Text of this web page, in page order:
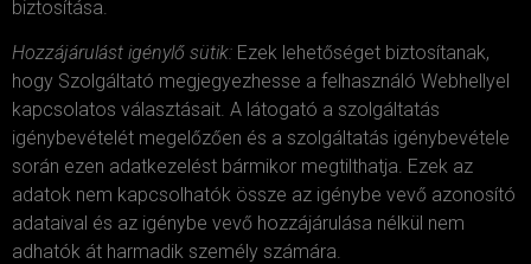
biztosítása.
Hozzájárulást igénylő sütik: Ezek lehetőséget biztosítanak,
hogy Szolgáltató megjegyezhesse a felhasználó Webhellyel
kapcsolatos választásait. A látogató a szolgáltatás
igénybevételét megelőzően és a szolgáltatás igénybevétele
során ezen adatkezelést bármikor megtilthatja. Ezek az
adatok nem kapcsolhatók össze az igénybe vevő azonosító
adataival és az igénybe vevő hozzájárulása nélkül nem
adhatók át harmadik személy számára.